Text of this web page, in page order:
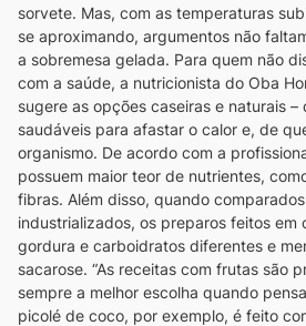
sorvete. Mas, com as temperaturas
se aproximando, argumentos não
a sobremesa gelada. Para quem não
com a saúde, a nutricionista do Oba
sugere as opções caseiras e naturais
saudáveis para afastar o calor e, de
organismo. De acordo com a
possuem maior teor de nutrientes,
fibras. Além disso, quando
industrializados, os preparos feitos em
gordura e carboidratos diferentes e
sacarose. “As receitas com frutas são
sempre a melhor escolha quando
picolé de coco, por exemplo, é feito